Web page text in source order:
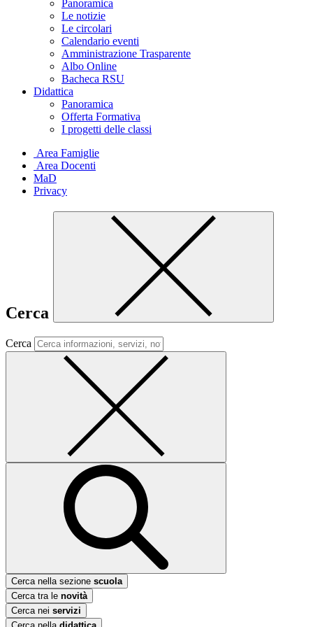
Panoramica
Le notizie
Le circolari
Calendario eventi
Amministrazione Trasparente
Albo Online
Bacheca RSU
Didattica
Panoramica
Offerta Formativa
I progetti delle classi
Area Famiglie
Area Docenti
MaD
Privacy
Cerca
Cerca
Cerca nella sezione scuola
Cerca tra le novità
Cerca nei servizi